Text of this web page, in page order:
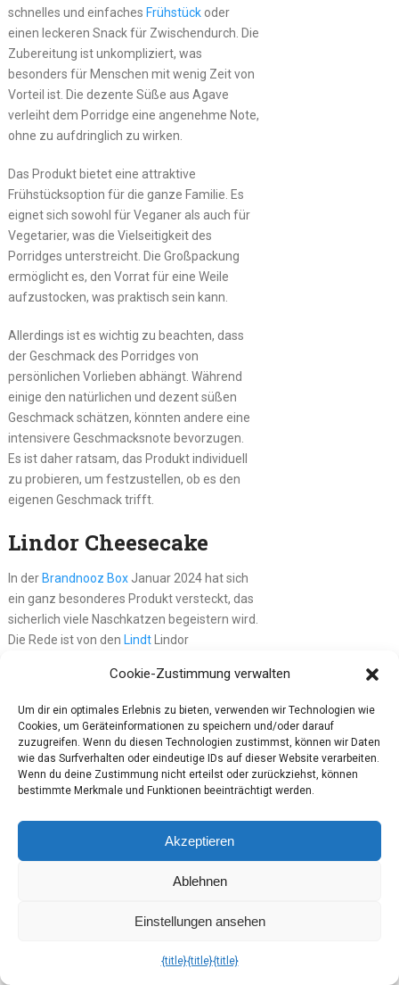
schnelles und einfaches Frühstückoder
einen leckeren Snack für Zwischendurch. Die
Zubereitung ist unkompliziert, was
besonders für Menschen mit wenig Zeit von
Vorteil ist. Die dezente Süße aus Agave
verleiht dem Porridge eine angenehme Note,
ohne zu aufdringlich zu wirken.
Das Produkt bietet eine attraktive
Frühstücksoption für die ganze Familie. Es
eignet sich sowohl für Veganer als auch für
Vegetarier, was die Vielseitigkeit des
Porridges unterstreicht. Die Großpackung
ermöglicht es, den Vorrat für eine Weile
aufzustocken, was praktisch sein kann.
Allerdings ist es wichtig zu beachten, dass
der Geschmack des Porridges von
persönlichen Vorlieben abhängt. Während
einige den natürlichen und dezent süßen
Geschmack schätzen, könnten andere eine
intensivere Geschmacksnote bevorzugen.
Es ist daher ratsam, das Produkt individuell
zu probieren, um festzustellen, ob es den
eigenen Geschmack trifft.
Lindor Cheesecake
In derBrandnooz BoxJanuar 2024 hat sich
ein ganz besonderes Produkt versteckt, das
sicherlich viele Naschkatzen begeistern wird.
Die Rede ist von den LindtLindor
zartschmelzenden Kugeln sind mit einer
und begeistern mit einem köstlichen
Cheesecake-Geschmack.
DieLindtLindor Cheesecake Kugeln sind eine
und cremiger Füllung. Der Hersteller Lindt ist
bekannt für seine hochwertigen
Schokoladenkreationen, und auch diese
Cheesecake-Kugeln enttäuschen nicht. Das
cremige Geschmack machen sie zu einem
Cookie-Zustimmung verwalten
Um dir ein optimales Erlebnis zu bieten, verwenden wir Technologien wie
Cookies, um Geräteinformationen zu speichern und/oder darauf
zuzugreifen. Wenn du diesen Technologien zustimmst, können wir Daten
wie das Surfverhalten oder eindeutige IDs auf dieser Website verarbeiten.
Wenn du deine Zustimmung nicht erteilst oder zurückziehst, können
bestimmte Merkmale und Funktionen beeinträchtigt werden.
Akzeptieren
Ablehnen
Einstellungen ansehen
{title}{title}{title}